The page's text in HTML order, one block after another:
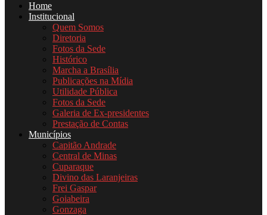
Home
Institucional
Quem Somos
Diretoria
Fotos da Sede
Histórico
Marcha a Brasília
Publicações na Mídia
Utilidade Pública
Fotos da Sede
Galeria de Ex-presidentes
Prestação de Contas
Municípios
Capitão Andrade
Central de Minas
Cuparaque
Divino das Laranjeiras
Frei Gaspar
Goiabeira
Gonzaga